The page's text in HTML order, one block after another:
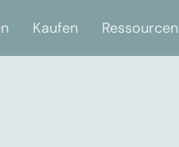
Kaufen Ressourcen